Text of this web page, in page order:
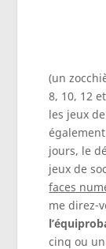
(un
8, 10, 12
les jeux
jours, le
jeux de
faces
me direz-
cinq ou